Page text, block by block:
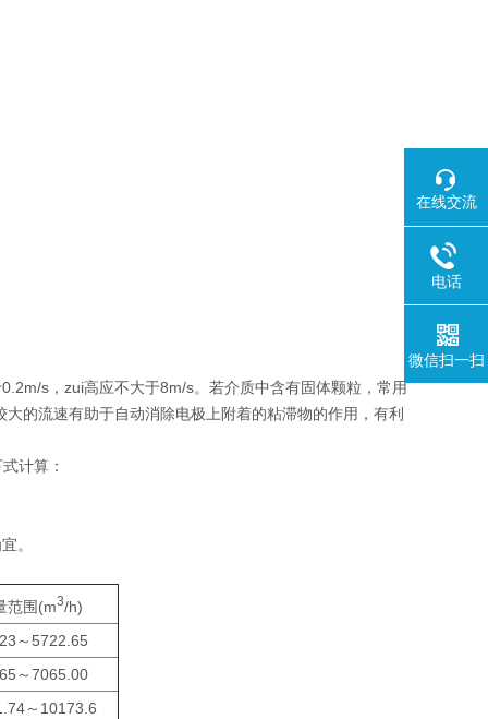
s，zui高应不大于8m/s。若介质中含有固体颗粒，常用
的流速有助于自动消除电极上附着的粘滞物的作用，有利
计算：
。
范围(m3/h)
～5722.65
～7065.00
～10173.6
在线交流
电话
微信扫一扫